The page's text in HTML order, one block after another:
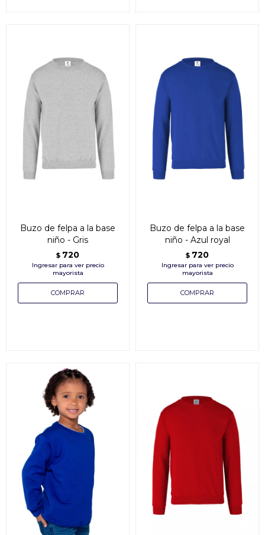
Buzo de felpa a la base
niño - Gris
$ 720
Buzo de felpa a la base
niño - Azul royal
$ 720